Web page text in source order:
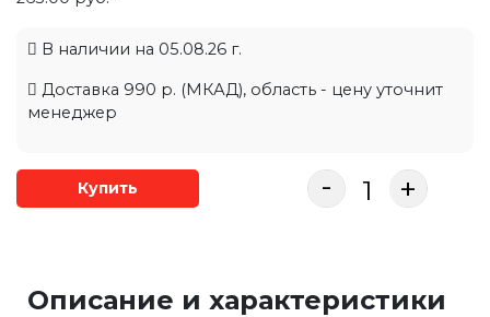
В наличии на 05.08.26 г.
Доставка 990 р. (МКАД), область - цену уточнит
менеджер
Купить - +
Описание и характеристики